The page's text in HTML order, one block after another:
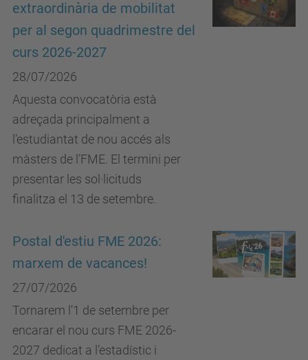
extraordinària de mobilitat
per al segon quadrimestre del
curs 2026-2027
28/07/2026
Aquesta convocatòria està
adreçada principalment a
l’estudiantat de nou accés als
màsters de l’FME. El termini per
presentar les sol·licituds
finalitza el 13 de setembre.
Postal d'estiu FME 2026:
marxem de vacances!
27/07/2026
Tornarem l'1 de setembre per
encarar el nou curs FME 2026-
2027 dedicat a l’estadístic i